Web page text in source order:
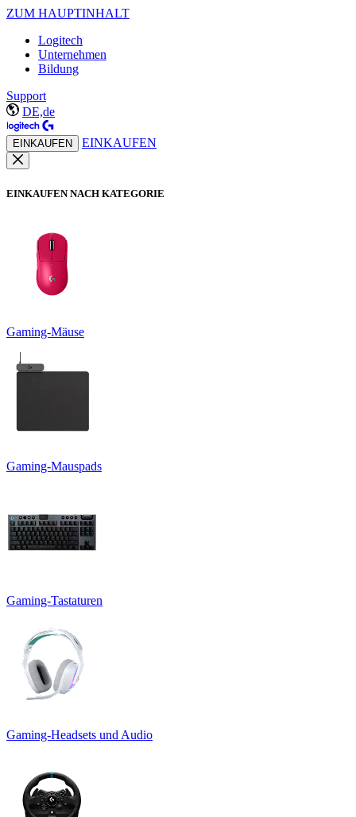
ZUM HAUPTINHALT
Logitech
Unternehmen
Bildung
Support
DE,de
EINKAUFEN EINKAUFEN
EINKAUFEN NACH KATEGORIE
Gaming-Mäuse
Gaming-Mauspads
Gaming-Tastaturen
Gaming-Headsets und Audio